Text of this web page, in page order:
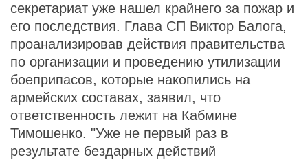
секретариат уже нашел крайнего за пожар и
его последствия. Глава СП Виктор Балога,
проанализировав действия правительства
по организации и проведению утилизации
боеприпасов, которые накопились на
армейских составах, заявил, что
ответственность лежит на Кабмине
Тимошенко. "Уже не первый раз в
результате бездарных действий